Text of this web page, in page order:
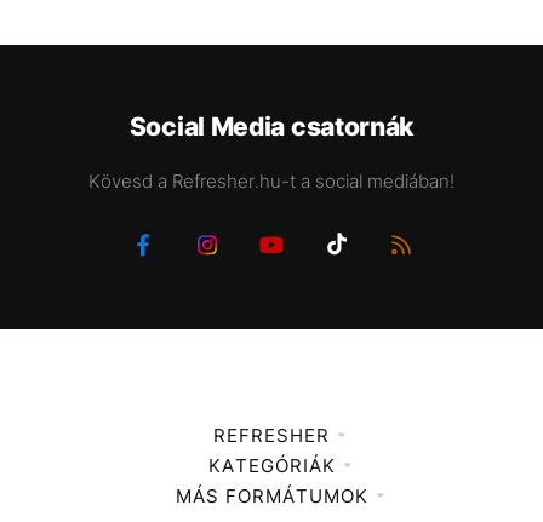
Social Media csatornák
Kövesd a Refresher.hu-t a social mediában!
REFRESHER
Médiaajánlat
KATEGÓRIÁK
Zene
MÁS FORMÁTUMOK